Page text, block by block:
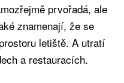
prvořadá, ale
znamenají, že se
letiště. A utratí
a restauracích.